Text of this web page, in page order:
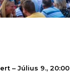
– Július 9., 20:00